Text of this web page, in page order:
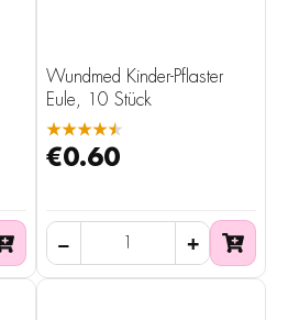
Wundmed Kinder-Pflaster
Eule, 10 Stück
★★★★★
€0.60